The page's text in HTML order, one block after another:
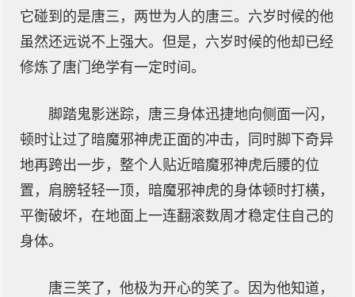
它碰到的是唐三，两世为人的唐三。六岁时候的他
虽然还远说不上强大。但是，六岁时候的他却已经
修炼了唐门绝学有一定时间。
脚踏鬼影迷踪，唐三身体迅捷地向侧面一闪，
顿时让过了暗魔邪神虎正面的冲击，同时脚下奇异
地再跨出一步，整个人贴近暗魔邪神虎后腰的位
置，肩膀轻轻一顶，暗魔邪神虎的身体顿时打横，
平衡破坏，在地面上一连翻滚数周才稳定住自己的
身体。
唐三笑了，他极为开心的笑了。因为他知道，